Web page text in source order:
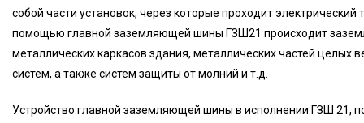
собой части установок, через которые проходит электрический
помощью главной заземляющей шины ГЗШ21 происходит
металлических каркасов здания, металлических частей целых
систем, а также систем защиты от молний и т.д.
Устройство главной заземляющей шины в исполнении ГЗШ 21,